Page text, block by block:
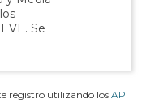
Se
registro utilizando losAPI